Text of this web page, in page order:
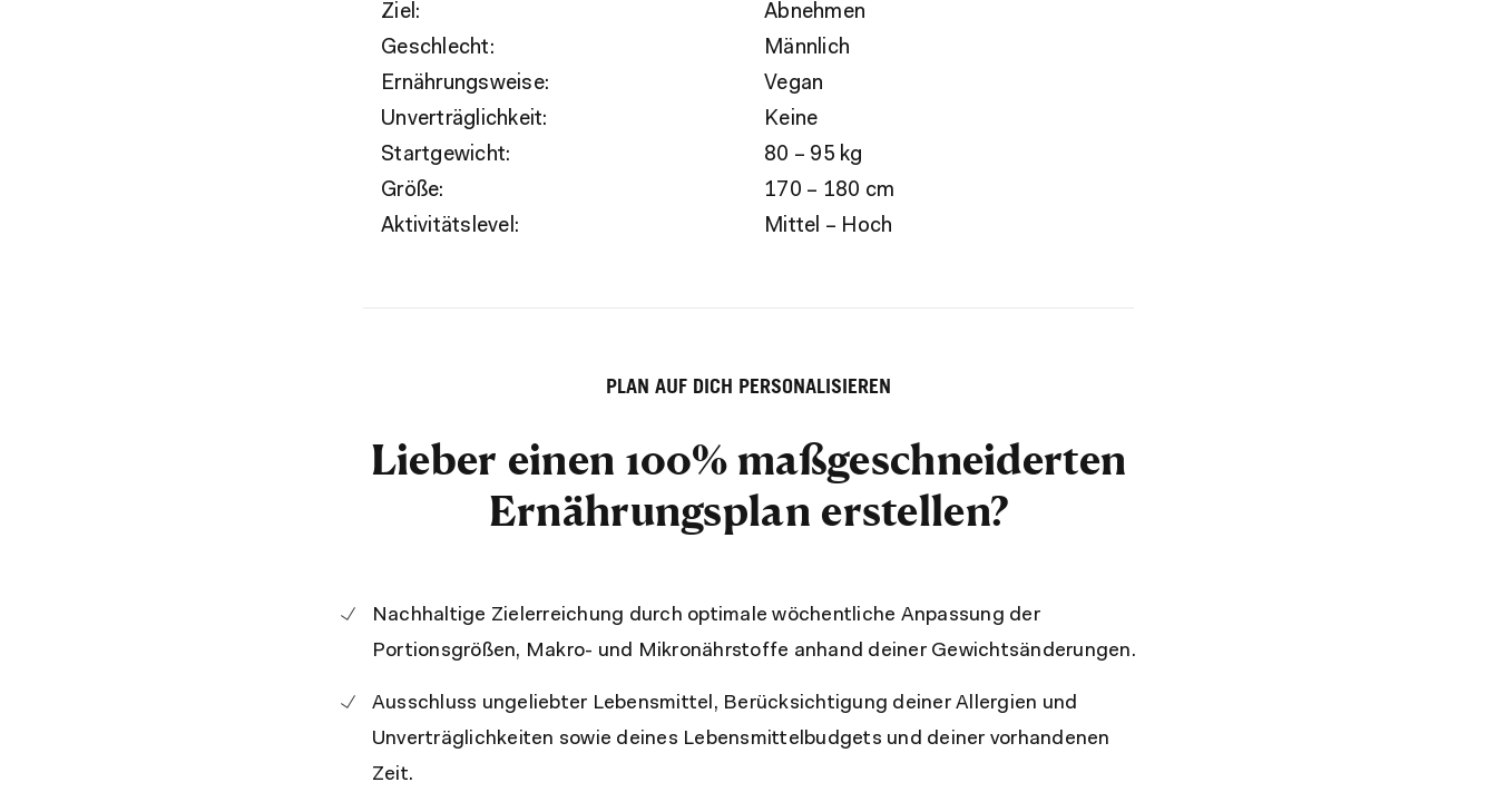
Ziel:
Abnehmen
Geschlecht:
Männlich
Ernährungsweise:
Vegan
Unverträglichkeit:
Keine
Startgewicht:
80 – 95 kg
Größe:
170 – 180 cm
Aktivitätslevel:
Mittel – Hoch
PLAN AUF DICH PERSONALISIEREN
Lieber einen 100% maßgeschneiderten
Ernährungsplan erstellen?
Nachhaltige Zielerreichung durch optimale wöchentliche Anpassung der
Portionsgrößen, Makro- und Mikronährstoffe anhand deiner Gewichtsänderungen.
Ausschluss ungeliebter Lebensmittel, Berücksichtigung deiner Allergien und
Unverträglichkeiten sowie deines Lebensmittelbudgets und deiner vorhandenen
Zeit.